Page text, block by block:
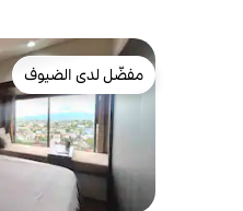
مفضّل لدى الضيوف
مفضّل لدى الضيوف